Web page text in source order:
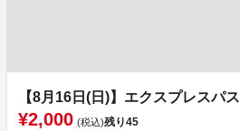
【8月16日(日)】エクスプレスパス
¥2,000 (税込)残り45